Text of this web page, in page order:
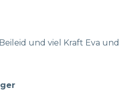
und viel Kraft Eva und